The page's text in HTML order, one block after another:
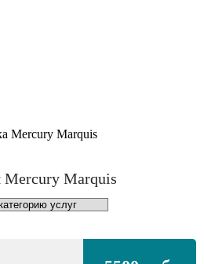
Mercury Marquis
Mercury Marquis